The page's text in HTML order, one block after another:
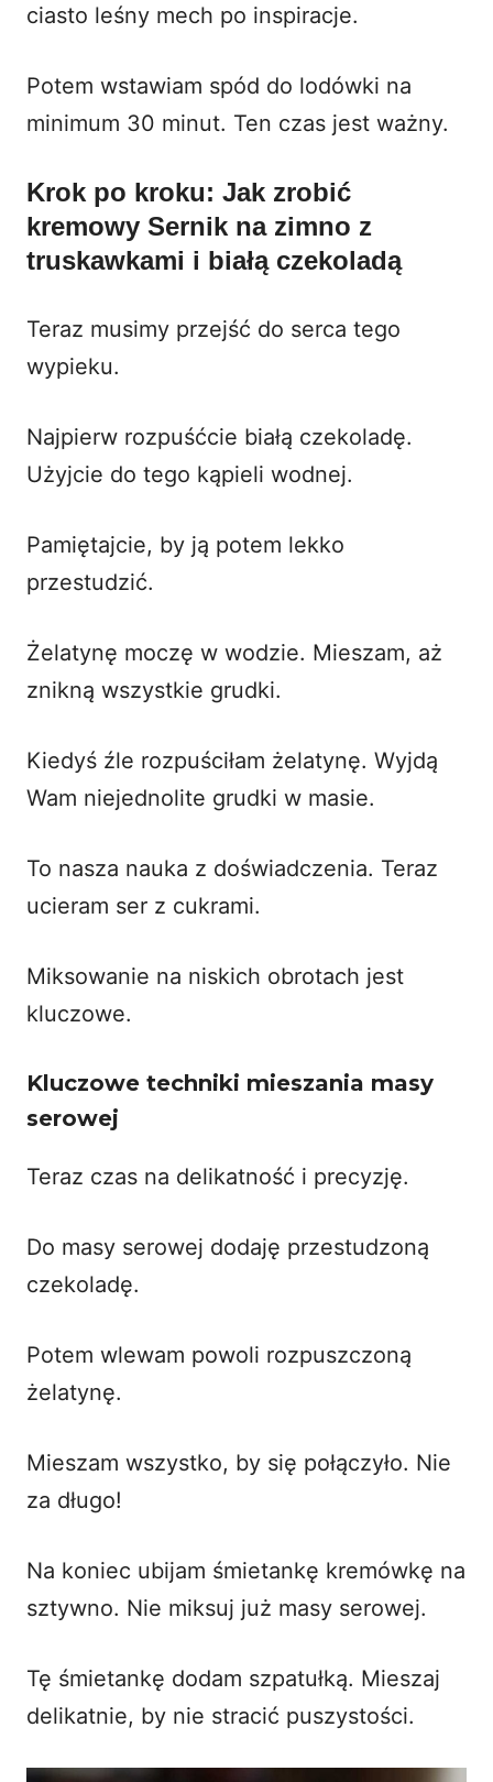
ciasto leśny mech po inspiracje.
Potem wstawiam spód do lodówki na
minimum 30 minut. Ten czas jest ważny.
Krok po kroku: Jak zrobić
kremowy Sernik na zimno z
truskawkami i białą czekoladą
Teraz musimy przejść do serca tego
wypieku.
Najpierw rozpuśćcie białą czekoladę.
Użyjcie do tego kąpieli wodnej.
Pamiętajcie, by ją potem lekko
przestudzić.
Żelatynę moczę w wodzie. Mieszam, aż
znikną wszystkie grudki.
Kiedyś źle rozpuściłam żelatynę. Wyjdą
Wam niejednolite grudki w masie.
To nasza nauka z doświadczenia. Teraz
ucieram ser z cukrami.
Miksowanie na niskich obrotach jest
kluczowe.
Kluczowe techniki mieszania masy
serowej
Teraz czas na delikatność i precyzję.
Do masy serowej dodaję przestudzoną
czekoladę.
Potem wlewam powoli rozpuszczoną
żelatynę.
Mieszam wszystko, by się połączyło. Nie
za długo!
Na koniec ubijam śmietankę kremówkę na
sztywno. Nie miksuj już masy serowej.
Tę śmietankę dodam szpatułką. Mieszaj
delikatnie, by nie stracić puszystości.